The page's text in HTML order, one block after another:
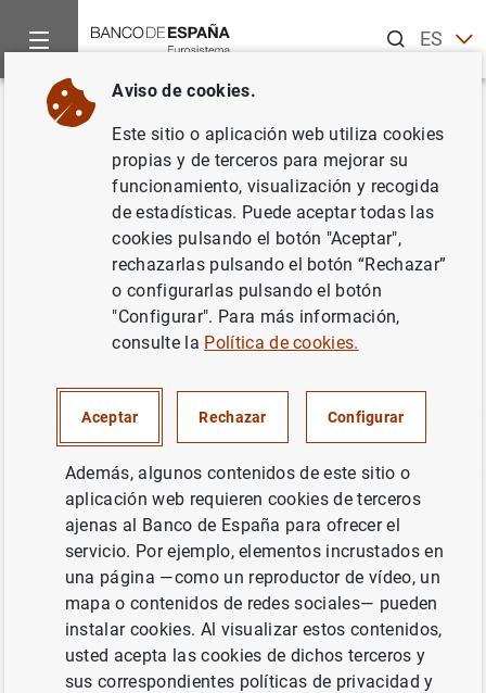
ESEN
Inicio Estadísticas
Volver
Términos que comienzan por D
Haga clic en un término para dirigirse a la página donde
se encuentra la información estadística asociada. Puede
utilizar los enlaces inferiores si desea cambiar la letra de
B C D E F G H I
Déficit de las Administraciones Públicas
Déficit exterior
Aviso de cookies.
Este sitio o aplicación web utiliza cookies
propias y de terceros para mejorar su
funcionamiento, visualización y recogida
de estadísticas. Puede aceptar todas las
cookies pulsando el botón "Aceptar",
rechazarlas pulsando el botón “Rechazar”
o configurarlas pulsando el botón
"Configurar". Para más información,
consulte la Política de cookies.
Aceptar Rechazar Configurar
Además, algunos contenidos de este sitio o
aplicación web requieren cookies de terceros
ajenas al Banco de España para ofrecer el
servicio. Por ejemplo, elementos incrustados en
una página —como un reproductor de vídeo, un
mapa o contenidos de redes sociales— pueden
instalar cookies. Al visualizar estos contenidos,
usted acepta las cookies de dichos terceros y
sus correspondientes políticas de privacidad y